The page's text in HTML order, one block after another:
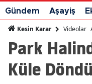
Gündem Aşayiş
Kesin Karar Videolar
Park
Küle Döndü